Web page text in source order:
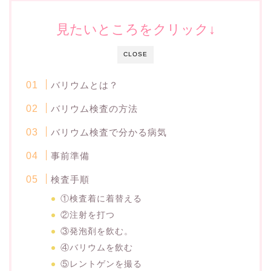
CLOSE
見たいところをクリック↓
バリウムとは？
バリウム検査の方法
バリウム検査で分かる病気
事前準備
検査手順
①検査着に着替える
②注射を打つ
③発泡剤を飲む。
④バリウムを飲む
⑤レントゲンを撮る